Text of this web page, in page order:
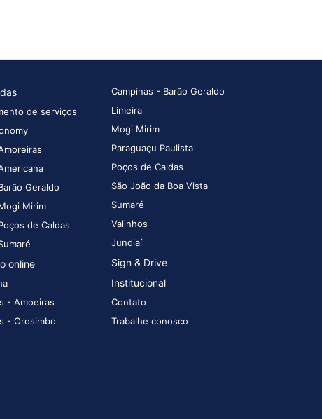
de serviços
Geraldo
Mirim
de Caldas
online
- Amoeiras
- Orosimbo
Campinas - Barão Geraldo
Limeira
Mogi Mirim
Paraguaçu Paulista
Poços de Caldas
São João da Boa Vista
Sumaré
Valinhos
Jundiaí
Sign & Drive
Institucional
Contato
Trabalhe conosco